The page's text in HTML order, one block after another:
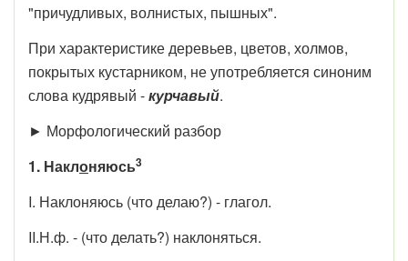
"причудливых, волнистых, пышных".
При характеристике деревьев, цветов, холмов,
покрытых кустарником, не употребляется синоним
слова кудрявый -курчавый.
► Морфологический разбор
1. Наклоняюсь3
I. Наклоняюсь (что делаю?) - глагол.
II.Н.ф. - (что делать?) наклоняться.